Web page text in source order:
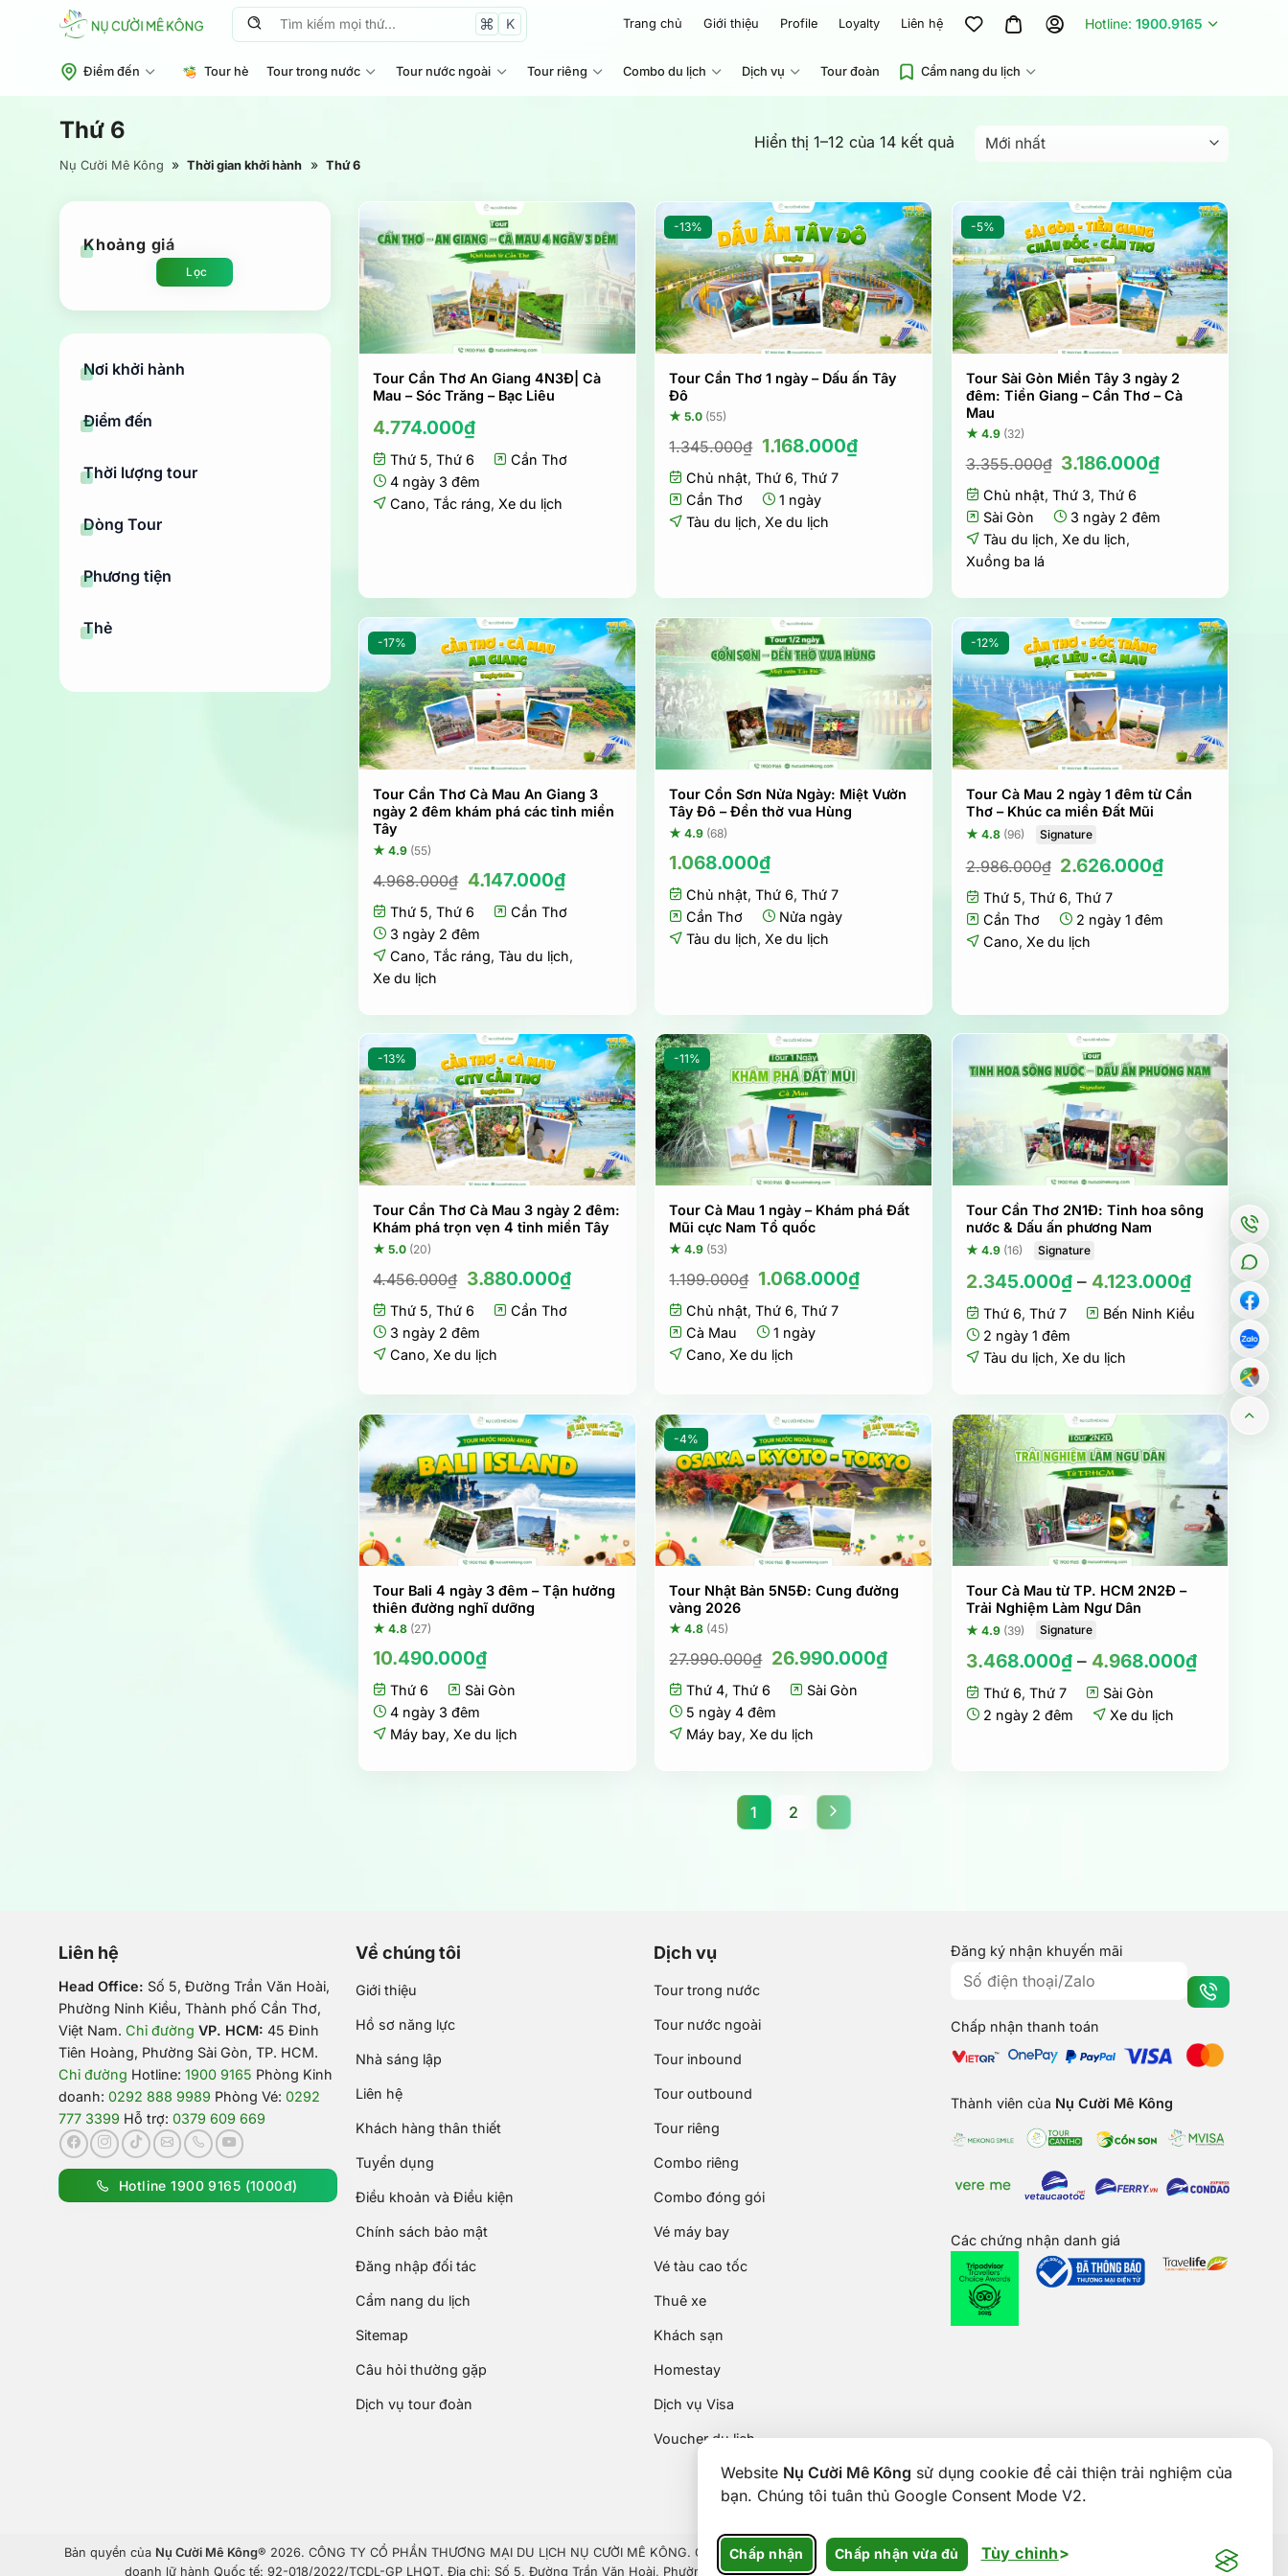
Website Nụ Cười Mê Kông sử dụng cookie để cải thiện trải nghiệm của
bạn. Chúng tôi tuân thủ Google Consent Mode V2.
Chấp nhận Chấp nhận vừa đủ Tùy chỉnh
Tìm
K Trang chủ Giới thiệu Profile Loyalty Liên hệ Hotline: 1900.9165
Điểm đến Tour hè Tour trong nước Tour nước ngoài Tour riêng Combo du lịch Dịch vụ Tour đoàn Cẩm nang du lịch
Thứ 6
Nụ Cười Mê Kông » Thời gian khởi hành » Thứ 6
Hiển thị 1–12 của 14 kết quảĐược
theo
mới
nhất
Khoảng giá
nhất
nhất
Lọc
Nơi khởi hành
Điểm đến
Thời lượng tour
Dòng Tour
Phương tiện
Thẻ
Tour Cần Thơ An Giang 4N3Đ| Cà
Mau – Sóc Trăng – Bạc Liêu
4.774.000₫
Thứ 5,Thứ 6
Cần Thơ
4 ngày 3 đêm
Cano,Tắc ráng,Xe du lịch
-13%
Tour Cần Thơ 1 ngày – Dấu ấn Tây
Đô
★ 5.0 (55)
1.345.000₫ Giá
là:
1.345.000₫.
1.168.000₫Giá
Chủ nhật,Thứ 6,Thứ 7
Cần Thơ
1 ngày
Tàu du lịch,Xe du lịch
-5%
Tour Sài Gòn Miền Tây 3 ngày 2
đêm: Tiền Giang – Cần Thơ – Cà
Mau
★ 4.9 (32)
3.355.000₫ Giá
là:
3.355.000₫.
3.186.000₫Giá
là:
Chủ nhật, Thứ 3, Thứ 6
Sài Gòn
3 ngày 2 đêm
Tàu du lịch, Xe du lịch,
Xuồng ba lá
-17%
Tour Cần Thơ Cà Mau An Giang 3
ngày 2 đêm khám phá các tỉnh miền
Tây
★ 4.9 (55)
4.968.000₫ Giá
là:
4.968.000₫.
4.147.000₫Giá
tại
4.147.000₫.
Thứ 5,Thứ 6
Cần Thơ
3 ngày 2 đêm
Cano,Tắc ráng,Tàu du lịch,
Xe du lịch
Tour Cồn Sơn Nửa Ngày: Miệt Vườn
Tây Đô – Đền thờ vua Hùng
★ 4.9 (68)
1.068.000₫
Chủ nhật,Thứ 6,Thứ 7
Cần Thơ
Nửa ngày
Tàu du lịch,Xe du lịch
-12%
Tour Cà Mau 2 ngày 1 đêm từ Cần
Thơ – Khúc ca miền Đất Mũi
★ 4.8 (96) Signature
2.986.000₫ Giá
là:
2.986.000₫.
2.626.000₫Giá
Thứ 5, Thứ 6, Thứ 7
Cần Thơ
2 ngày 1 đêm
Cano, Xe du lịch
-13%
Tour Cần Thơ Cà Mau 3 ngày 2 đêm:
Khám phá trọn vẹn 4 tỉnh miền Tây
★ 5.0 (20)
4.456.000₫ Giá
là:
4.456.000₫.
3.880.000₫Giá
3.880.000₫.
Thứ 5,Thứ 6
Cần Thơ
3 ngày 2 đêm
Cano,Xe du lịch
-11%
Tour Cà Mau 1 ngày – Khám phá Đất
Mũi cực Nam Tổ quốc
★ 4.9 (53)
1.199.000₫ Giá
là:
1.199.000₫.
1.068.000₫Giá
Chủ nhật,Thứ 6,Thứ 7
Cà Mau
1 ngày
Cano,Xe du lịch
Tour Cần Thơ 2N1Đ: Tinh hoa sông
nước & Dấu ấn phương Nam
★ 4.9 (16) Signature
2.345.000₫– 4.123.000₫
Thứ 6, Thứ 7
Bến Ninh Kiều
2 ngày 1 đêm
Tàu du lịch, Xe du lịch
Tour Bali 4 ngày 3 đêm – Tận hưởng
thiên đường nghĩ dưỡng
★ 4.8 (27)
10.490.000₫
Thứ 6
Sài Gòn
4 ngày 3 đêm
Máy bay,Xe du lịch
-4%
Tour Nhật Bản 5N5Đ: Cung đường
vàng 2026
★ 4.8 (45)
27.990.000₫ Giá
là:
27.990.000₫.
26.990.000₫Giá
26.990.000₫.
Thứ 4,Thứ 6
Sài Gòn
5 ngày 4 đêm
Máy bay,Xe du lịch
Tour Cà Mau từ TP. HCM 2N2Đ –
Trải Nghiệm Làm Ngư Dân
★ 4.9 (39) Signature
3.468.000₫– 4.968.000₫
Thứ 6, Thứ 7
Sài Gòn
2 ngày 2 đêm
Xe du lịch
1 2
Liên hệ
Head Office: Số 5, Đường Trần Văn Hoài,
Phường Ninh Kiều, Thành phố Cần Thơ,
Việt Nam. Chỉ đường VP. HCM: 45 Đinh
Tiên Hoàng, Phường Sài Gòn, TP. HCM.
Chỉ đường Hotline: 1900 9165 Phòng Kinh
doanh: 0292 888 9989 Phòng Vé: 0292
777 3399 Hỗ trợ: 0379 609 669
Hotline 1900 9165 (1000đ)
Về chúng tôi
Giới thiệu
Hồ sơ năng lực
Nhà sáng lập
Liên hệ
Khách hàng thân thiết
Tuyển dụng
Điều khoản và Điều kiện
Chính sách bảo mật
Đăng nhập đối tác
Cẩm nang du lịch
Sitemap
Câu hỏi thường gặp
Dịch vụ tour đoàn
Dịch vụ
Tour trong nước
Tour nước ngoài
Tour inbound
Tour outbound
Tour riêng
Combo riêng
Combo đóng gói
Vé máy bay
Vé tàu cao tốc
Thuê xe
Khách sạn
Homestay
Dịch vụ Visa
Voucher du lịch
Đăng ký nhận khuyến mãi
Chấp nhận thanh toán
Thành viên của Nụ Cười Mê Kông
Các chứng nhận danh giá
Bản quyền của Nụ Cười Mê Kông® 2026. CÔNG TY CỔ PHẦN THƯƠNG MẠI DU LỊCH NỤ CƯỜI MÊ KÔNG. GPDKKD: 1801511350 do sở KH & ĐT TP. Cần Thơ cấp ngày 24/01/2017. Số giấy phép kinh
doanh lữ hành Quốc tế: 92-018/2022/TCDL-GP LHQT. Địa chỉ: Số 5, Đường Trần Văn Hoài, Phường Ninh Kiều, Thành phố Cần Thơ, Việt Nam. Điện thoại: 0292 888 9989. Email: